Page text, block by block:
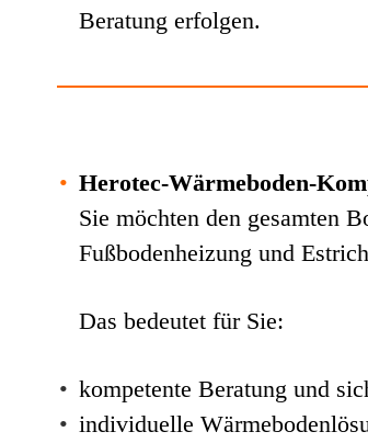
Beratung erfolgen.
• Herotec-Wärmeboden-
Sie möchten den gesamten
Fußbodenheizung und
Das bedeutet für Sie:
• kompetente Beratung und
• individuelle